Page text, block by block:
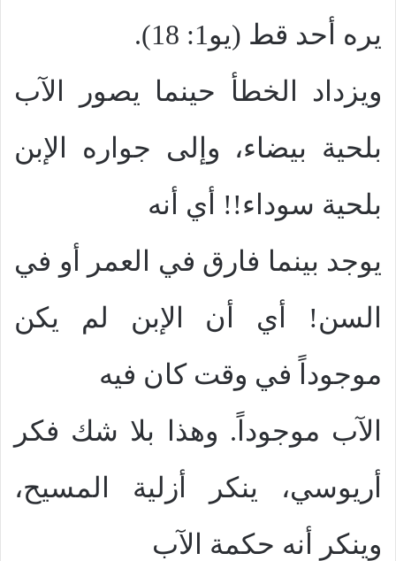
يره أحد قط (يو1: 18).
ويزداد الخطأ حينما يصور الآب
بلحية بيضاء، وإلى جواره الإبن
بلحية سوداء!! أي أنه
يوجد بينما فارق في العمر أو في
السن! أي أن الإبن لم يكن
موجوداً في وقت كان فيه
الآب موجوداً. وهذا بلا شك فكر
أريوسي، ينكر أزلية المسيح،
وينكر أنه حكمة الآب